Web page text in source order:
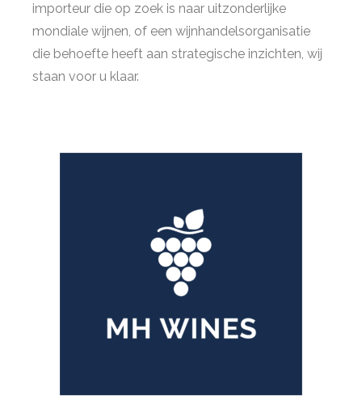
importeur die op zoek is naar uitzonderlijke
mondiale wijnen, of een wijnhandelsorganisatie
die behoefte heeft aan strategische inzichten, wij
staan ​​voor u klaar.